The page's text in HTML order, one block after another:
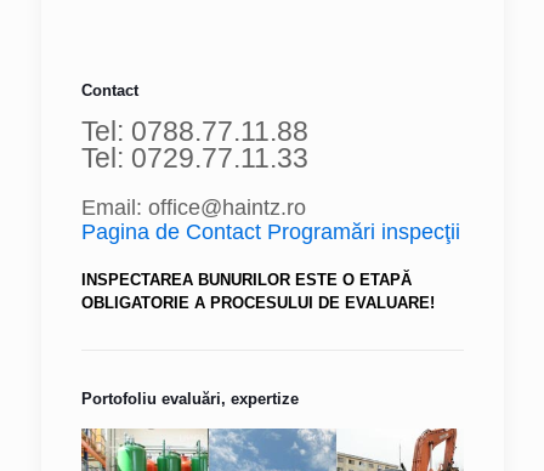
Contact
Tel: 0788.77.11.88
Tel: 0729.77.11.33
Email: office@haintz.ro
Pagina de Contact Programări inspecţii
INSPECTAREA BUNURILOR ESTE O ETAPĂ
OBLIGATORIE A PROCESULUI DE EVALUARE!
Portofoliu evaluări, expertize